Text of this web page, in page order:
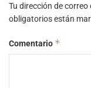
Tu dirección de
obligatorios están
Comentario *